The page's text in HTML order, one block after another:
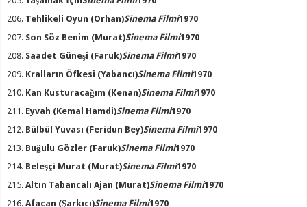
Tehlikeli Oyun (Orhan)Sinema Filmi1970
Son Söz Benim (Murat)Sinema Filmi1970
Saadet Güneşi (Faruk)Sinema Filmi1970
Kralların Öfkesi (Yabancı)Sinema Filmi1970
Kan Kusturacağım (Kenan)Sinema Filmi1970
Eyvah (Kemal Hamdi)Sinema Filmi1970
Bülbül Yuvası (Feridun Bey)Sinema Filmi1970
Buğulu Gözler (Faruk)Sinema Filmi1970
Beleşçi Murat (Murat)Sinema Filmi1970
Altın Tabancalı Ajan (Murat)Sinema Filmi1970
Afacan (Şarkıcı)Sinema Filmi1970